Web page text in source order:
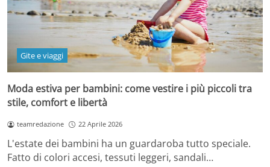
Gite e viaggi
Moda estiva per bambini: come vestire i più piccoli tra
stile, comfort e libertà
teamredazione 22 Aprile 2026
L'estate dei bambini ha un guardaroba tutto speciale.
Fatto di colori accesi, tessuti leggeri, sandali…